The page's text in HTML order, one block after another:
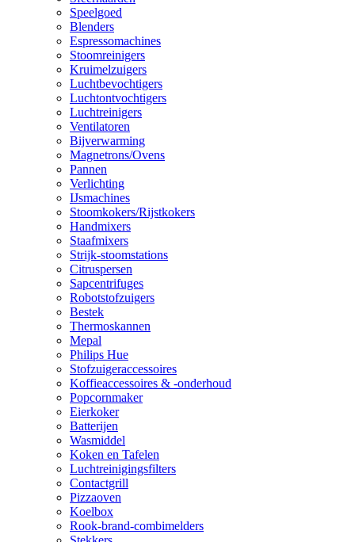
Speelgoed
Blenders
Espressomachines
Stoomreinigers
Kruimelzuigers
Luchtbevochtigers
Luchtontvochtigers
Luchtreinigers
Ventilatoren
Bijverwarming
Magnetrons/Ovens
Pannen
Verlichting
IJsmachines
Stoomkokers/Rijstkokers
Handmixers
Staafmixers
Strijk-stoomstations
Citruspersen
Sapcentrifuges
Robotstofzuigers
Bestek
Thermoskannen
Mepal
Philips Hue
Stofzuigeraccessoires
Koffieaccessoires & -onderhoud
Popcornmaker
Eierkoker
Batterijen
Wasmiddel
Koken en Tafelen
Luchtreinigingsfilters
Contactgrill
Pizzaoven
Koelbox
Rook-brand-combimelders